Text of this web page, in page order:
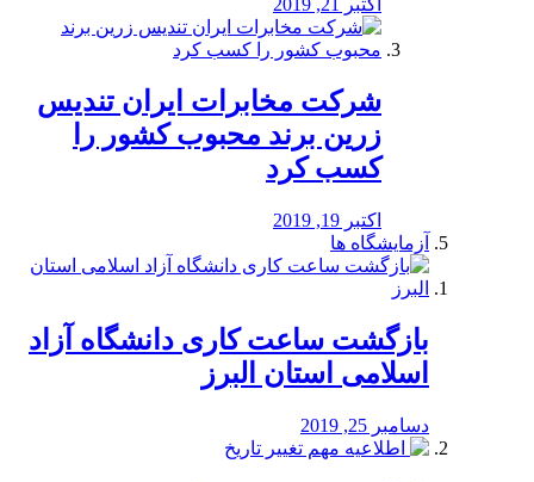
اکتبر 21, 2019
شرکت مخابرات ایران تندیس
زرین برند محبوب کشور را
کسب کرد
اکتبر 19, 2019
آزمایشگاه ها
بازگشت ساعت کاری دانشگاه آزاد
اسلامی استان البرز
دسامبر 25, 2019